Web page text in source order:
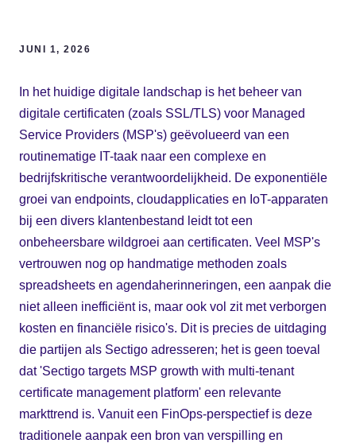
JUNI 1, 2026
In het huidige digitale landschap is het beheer van
digitale certificaten (zoals SSL/TLS) voor Managed
Service Providers (MSP's) geëvolueerd van een
routinematige IT-taak naar een complexe en
bedrijfskritische verantwoordelijkheid. De exponentiële
groei van endpoints, cloudapplicaties en IoT-apparaten
bij een divers klantenbestand leidt tot een
onbeheersbare wildgroei aan certificaten. Veel MSP's
vertrouwen nog op handmatige methoden zoals
spreadsheets en agendaherinneringen, een aanpak die
niet alleen inefficiënt is, maar ook vol zit met verborgen
kosten en financiële risico's. Dit is precies de uitdaging
die partijen als Sectigo adresseren; het is geen toeval
dat 'Sectigo targets MSP growth with multi-tenant
certificate management platform' een relevante
markttrend is. Vanuit een FinOps-perspectief is deze
traditionele aanpak een bron van verspilling en